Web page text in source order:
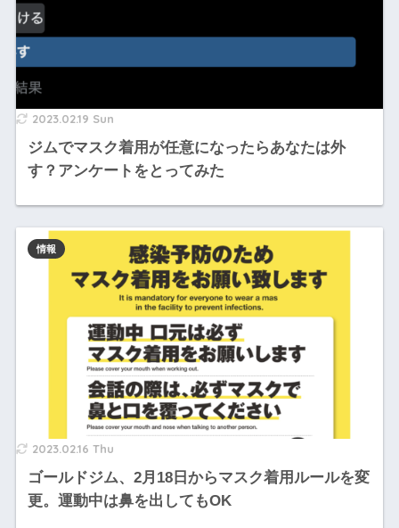
2023.02.19 Sun
ジムでマスク着用が任意になったらあなたは外
す？アンケートをとってみた
2023.02.16 Thu
ゴールドジム、2月18日からマスク着用ルールを変
更。運動中は鼻を出してもOK
情報